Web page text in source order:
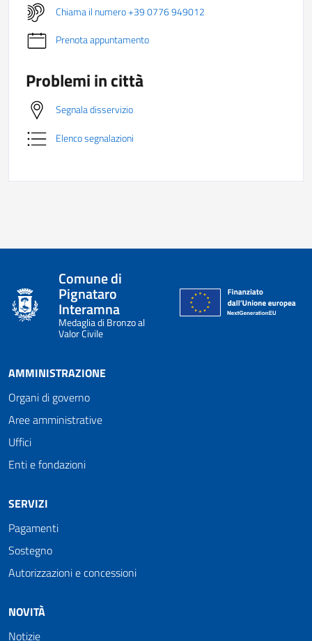
Chiama il numero +39 0776 949012
Prenota appuntamento
Problemi in città
Segnala disservizio
Elenco segnalazioni
Comune di
Pignataro
Interamna
Medaglia di Bronzo al
Valor Civile
AMMINISTRAZIONE
Organi di governo
Aree amministrative
Uffici
Enti e fondazioni
SERVIZI
Pagamenti
Sostegno
Autorizzazioni e concessioni
NOVITÀ
Notizie